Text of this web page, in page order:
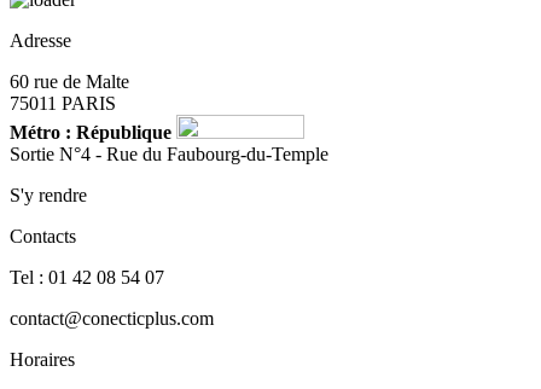
Adresse
60 rue de Malte
75011 PARIS
Métro : République
Sortie N°4 - Rue du Faubourg-du-Temple
S'y rendre
Contacts
Tel : 01 42 08 54 07
contact@conecticplus.com
Horaires